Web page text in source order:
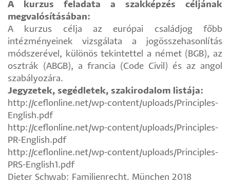
A kurzus feladata a szakképzés céljának
megvalósításában:
A kurzus célja az európai családjog főbb
intézményeinek vizsgálata a jogösszehasonlítás
módszerével, különös tekintettel a német (BGB), az
osztrák (ABGB), a francia (Code Civil) és az angol
szabályozára.
Jegyzetek, segédletek, szakirodalom listája:
http://ceflonline.net/wp-content/uploads/Principles-
English.pdf
http://ceflonline.net/wp-content/uploads/Principles-
PR-English.pdf
http://ceflonline.net/wp-content/uploads/Principles-
PRS-English1.pdf
Dieter Schwab: Familienrecht. München 2018